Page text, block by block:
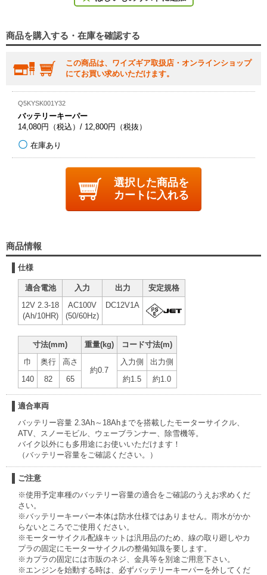
商品を購入する・在庫を確認する
この商品は、ワイズギア取扱店・オンラインショップ
にてお買い求めいただけます。
Q5KYSK001Y32
バッテリーキーパー
14,080円（税込）/ 12,800円（税抜）
在庫あり
選択した商品を
カートに入れる
商品情報
仕様
適合電池 入力 出力
安定規格
12V 2.3-18
(Ah/10HR)
AC100V
(50/60Hz)
DC12V1A
寸法(mm) 重量(kg)
コード寸法(m)
巾
奥行
高さ
約0.7
入力側
出力側
140
82 65 約1.5 約1.0
適合車両
バッテリー容量 2.3Ah～18Ahまでを搭載したモーターサイクル、
ATV、スノーモビル、ウェーブランナー、除雪機等。
バイク以外にも多用途にお使いいただけます！
（バッテリー容量をご確認ください。）
ご注意
※使用予定車種のバッテリー容量の適合をご確認のうえお求めくだ
さい。
※バッテリーキーパー本体は防水仕様ではありません。雨水がかか
らないところでご使用ください。
※モーターサイクル配線キットは汎用品のため、線の取り廻しやカ
プラの固定にモーターサイクルの整備知識を要します。
※カプラの固定には市販のネジ、金具等を別途ご用意下さい。
※エンジンを始動する時は、必ずバッテリーキーパーを外してくだ